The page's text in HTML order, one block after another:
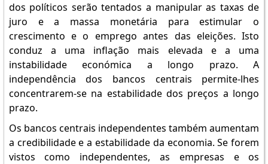
dos políticos serão tentados a manipular as taxas de
juro e a massa monetária para estimular o
crescimento e o emprego antes das eleições. Isto
conduz a uma inflação mais elevada e a uma
instabilidade económica a longo prazo. A
independência dos bancos centrais permite-lhes
concentrarem-se na estabilidade dos preços a longo
prazo.
Os bancos centrais independentes também aumentam
a credibilidade e a estabilidade da economia. Se forem
vistos como independentes, as empresas e os